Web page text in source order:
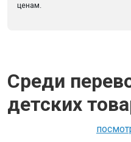
ценам.
Среди
детских